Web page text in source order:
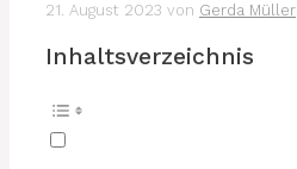
21. August 2023 von Gerda Müller
Inhaltsverzeichnis